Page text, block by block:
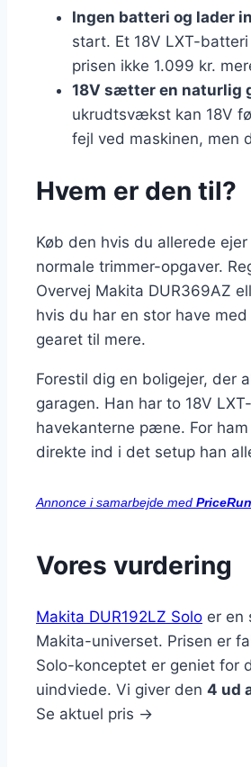
Ingen batteri og lader
start. Et 18V LXT-
prisen ikke 1.099 kr.
18V sætter en naturlig
ukrudtsvækst kan 18V
fejl ved maskinen, men
Hvem er den til?
Køb den hvis du allerede
normale trimmer-opgaver.
Overvej Makita DUR369AZ
hvis du har en stor have
gearet til mere.
Forestil dig en boligejer, der
garagen. Han har to 18V
havekanterne pæne. For
direkte ind i det setup han
Annonce i samarbejde med
Vores vurdering
Makita DUR192LZ Solo er en
Makita-universet. Prisen er
Solo-konceptet er geniet for
uindviede. Vi giver den 4 ud
Se aktuel pris ->